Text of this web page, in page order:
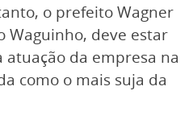
o prefeito Wagner
Waguinho, deve estar
da empresa na
como o mais suja da